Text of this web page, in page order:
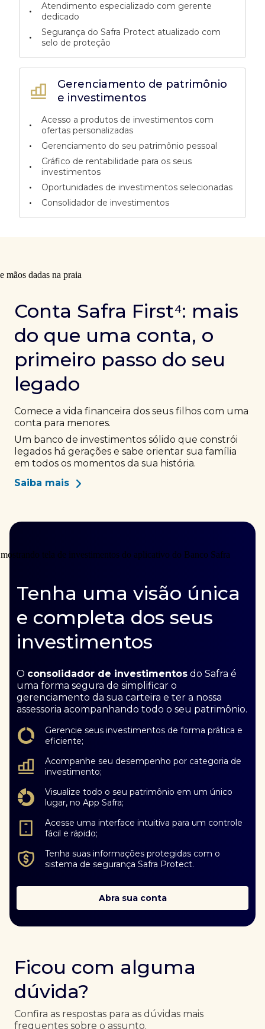
Gerenciamento de patrimônio
e investimentos
•
Acesso a produtos de investimentos com
ofertas personalizadas
• Gerenciamento do seu patrimônio pessoal
•
Gráfico de rentabilidade para os seus
investimentos
• Oportunidades de investimentos selecionadas
• Consolidador de investimentos
•
Atendimento especializado com gerente
dedicado
•
Segurança do Safra Protect atualizado com
selo de proteção
Conta Safra First⁴: mais
do que uma conta, o
primeiro passo do seu
legado
Comece a vida financeira dos seus filhos com uma
conta para menores.
Um banco de investimentos sólido que constrói
legados há gerações e sabe orientar sua família
em todos os momentos da sua história.
Saiba mais
Tenha uma visão única
e completa dos seus
investimentos
O consolidador de investimentos do Safra é
uma forma segura de simplificar o
gerenciamento da sua carteira e ter a nossa
assessoria acompanhando todo o seu patrimônio.
Gerencie seus investimentos de forma prática e
eficiente;
Acompanhe seu desempenho por categoria de
investimento;
Visualize todo o seu patrimônio em um único
lugar, no App Safra;
Acesse uma interface intuitiva para um controle
fácil e rápido;
Tenha suas informações protegidas com o
sistema de segurança Safra Protect.
Abra sua conta
Ficou com alguma
dúvida?
Confira as respostas para as dúvidas mais
frequentes sobre o assunto.